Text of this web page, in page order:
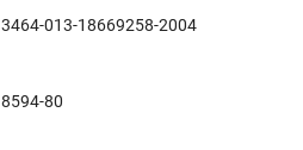
3464-013-18669258-2004
8594-80